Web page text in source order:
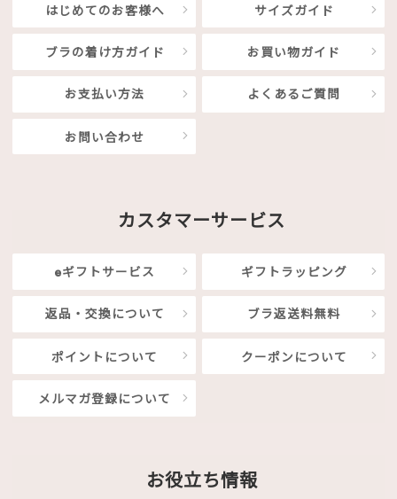
はじめてのお客様へ サイズガイド
ブラの着け方ガイド お買い物ガイド
お支払い方法 よくあるご質問
お問い合わせ
カスタマーサービス
eギフトサービス ギフトラッピング
返品・交換について ブラ返送料無料
ポイントについて クーポンについて
メルマガ登録について
お役立ち情報